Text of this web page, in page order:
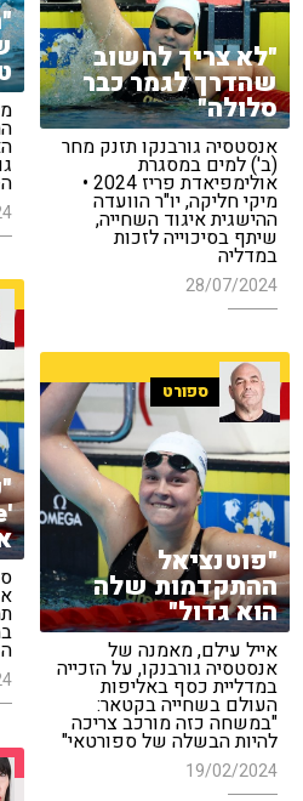
ה-
"לא צריך לחשוב
שהדרך לגמר כבר
סלולה"
אנסטסיה גורבנקו תזנק מחר
(ב') למים במסגרת
אולימפיאדת פריז 2024 •
מיקי חליקה, יו"ר הוועדה
ההישגית איגוד השחייה,
שיתף בסיכוייה לזכות
במדליה
28/07/2024
ספורט
"פוטנציאל
ההתקדמות שלה
הוא גדול"
אייל עילם, מאמנה של
אנסטסיה גורבנקו, על הזכייה
במדליית כסף באליפות
העולם בשחייה בקטאר:
"במשחה כזה מורכב צריכה
להיות הבשלה של ספורטאי"
19/02/2024